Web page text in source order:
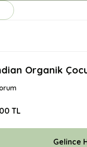
Organik
TL
Gelince